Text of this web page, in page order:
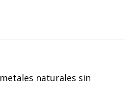
naturales sin